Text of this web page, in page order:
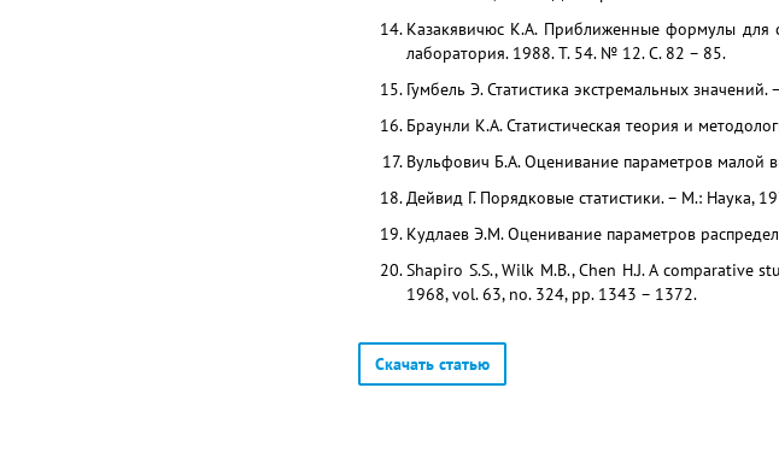
Казакявичюс К.А. Приближенные формулы для
лаборатория. 1988. Т. 54. № 12. С. 82 – 85.
Гумбель Э. Статистика экстремальных
Браунли К.А. Статистическая теория и
Вульфович Б.А. Оценивание параметров
Дейвид Г. Порядковые статистики. – М.: Наука,
Кудлаев Э.М. Оценивание параметров
Shapiro S.S., Wilk M.B., Chen H.J. A
1968, vol. 63, no. 324, pp. 1343 – 1372.
Скачать статью